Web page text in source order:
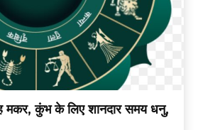
मकर, कुंभ के लिए शानदार समय धनु,